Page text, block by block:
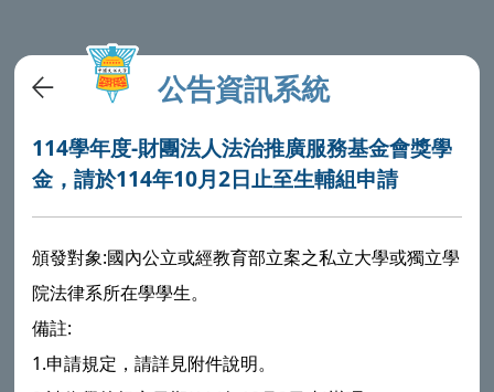
公告資訊系統
114學年度-財團法人法治推廣服務基金會獎學
金，請於114年10月2日止至生輔組申請
頒發對象:國內公立或經教育部立案之私立大學或獨立學
院法律系所在學學生。
備註:
1.申請規定，請詳見附件說明。